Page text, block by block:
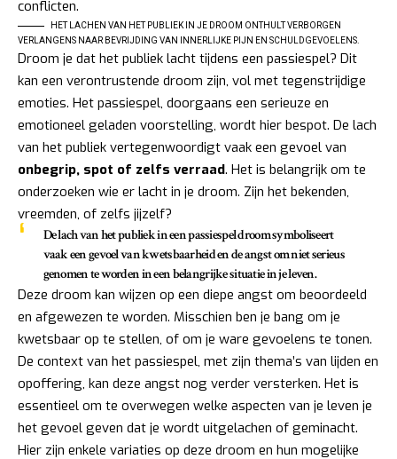
HET LACHEN VAN HET PUBLIEK IN JE DROOM ONTHULT VERBORGEN
VERLANGENS NAAR BEVRIJDING VAN INNERLIJKE PIJN EN SCHULDGEVOELENS.
Droom je dat het publiek lacht tijdens een passiespel? Dit
kan een verontrustende droom zijn, vol met tegenstrijdige
emoties. Het passiespel, doorgaans een serieuze en
emotioneel geladen voorstelling, wordt hier bespot. De lach
van het publiek vertegenwoordigt vaak een gevoel van
onbegrip, spot of zelfs verraad. Het is belangrijk om te
onderzoeken wie er lacht in je droom. Zijn het bekenden,
vreemden, of zelfs jijzelf?
De lach van het publiek in een passiespel droom symboliseert
vaak een gevoel van kwetsbaarheid en de angst om niet serieus
genomen te worden in een belangrijke situatie in je leven.
Deze droom kan wijzen op een diepe angst om beoordeeld
en afgewezen te worden. Misschien ben je bang om je
kwetsbaar op te stellen, of om je ware gevoelens te tonen.
De context van het passiespel, met zijn thema’s van lijden en
opoffering, kan deze angst nog verder versterken. Het is
essentieel om te overwegen welke aspecten van je leven je
het gevoel geven dat je wordt uitgelachen of geminacht.
Hier zijn enkele variaties op deze droom en hun mogelijke